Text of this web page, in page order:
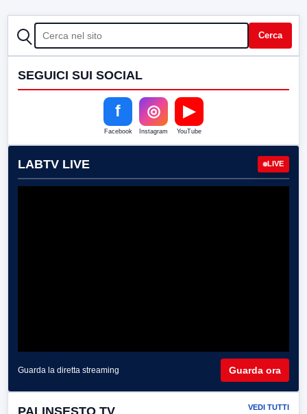
CERCA Cerca
SEGUICI SUI SOCIAL
f
Facebook
◎
Instagram
▶
YouTube
LABTV LIVE LIVE
Guarda la diretta streaming Guarda ora
VEDI TUTTI